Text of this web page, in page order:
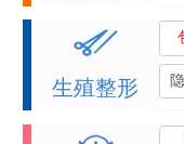
生殖整形